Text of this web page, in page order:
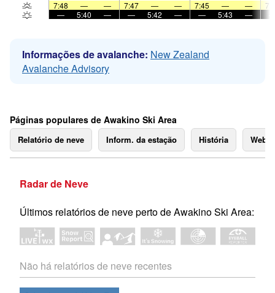
7:48
— — 7:47 — — 7:45 — —
—
5:40 — — 5:42 — — 5:43 —
Informações de avalanche: New Zealand
Avalanche Advisory
Páginas populares de Awakino Ski Area
Relatório de neve Inform. da estação História
Radar de Neve
Últimos relatórios de neve perto de Awakino Ski Area:
Não há relatórios de neve recentes